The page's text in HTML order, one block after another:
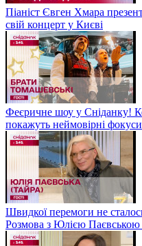
Піаніст Євген Хмара
свій концерт у Києві
Феєричне шоу у Сніданку!
покажуть неймовірні фокуси
Швидкої перемоги не
Розмова з Юлією